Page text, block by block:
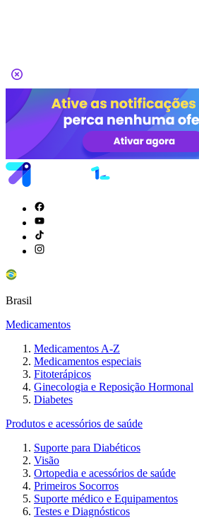
Brasil
Medicamentos
Medicamentos A-Z
Medicamentos especiais
Fitoterápicos
Ginecologia e Reposição Hormonal
Diabetes
Produtos e acessórios de saúde
Suporte para Diabéticos
Visão
Ortopedia e acessórios de saúde
Primeiros Socorros
Suporte médico e Equipamentos
Testes e Diagnósticos